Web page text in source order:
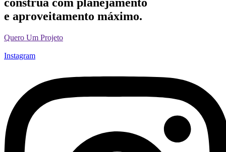
e aproveitamento máximo.
Quero Um Projeto
Instagram